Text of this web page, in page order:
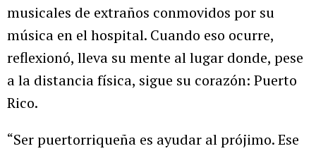
musicales de extraños conmovidos por su
música en el hospital. Cuando eso ocurre,
reflexionó, lleva su mente al lugar donde, pese
a la distancia física, sigue su corazón: Puerto
Rico.
“Ser puertorriqueña es ayudar al prójimo. Ese